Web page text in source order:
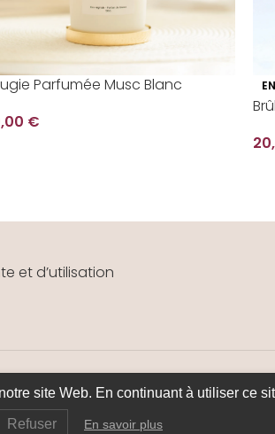
Parfumée Musc Blanc
€
et d’utilisation
site Web. En continuant à utiliser ce
Refuser En savoir plus